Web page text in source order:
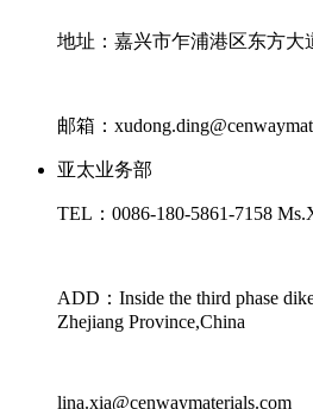
地址：嘉兴市乍浦港区东方大
邮箱：
亚太业务部
TEL：0086-180-5861-7158
ADD：Inside the third phase
Zhejiang Province,China
lina.xia@cenwaymaterials.com